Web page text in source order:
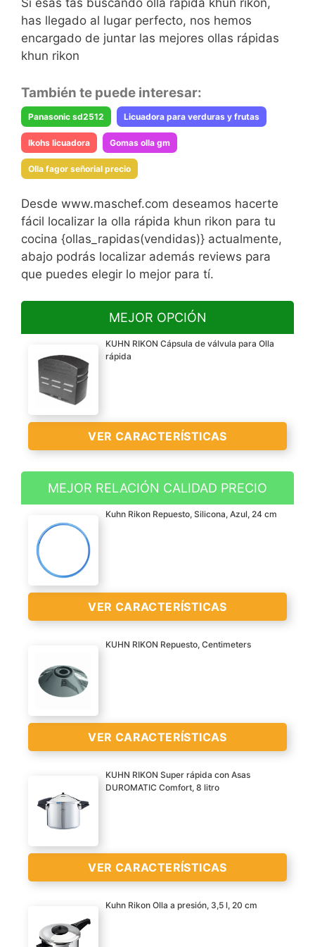
Si esas tas buscando olla rápida khun rikon,
has llegado al lugar perfecto, nos hemos
encargado de juntar las mejores ollas rápidas
khun rikon
También te puede interesar:
Panasonic sd2512 Licuadora para verduras y frutas
Ikohs licuadora Gomas olla gm
Olla fagor señorial precio
Desde www.maschef.com deseamos hacerte
fácil localizar la olla rápida khun rikon para tu
cocina {ollas_rapidas(vendidas)} actualmente,
abajo podrás localizar además reviews para
que puedes elegir lo mejor para tí.
MEJOR OPCIÓN
KUHN RIKON Cápsula de válvula para Olla
rápida
VER CARACTERÍSTICAS
Materia: plástico
Número piezas: 1
Lavar preferiblemente a
mano
Fácil de colocar para una
limpieza y sustitución
cómodas
VER
CARACTERÍSTICAS
>
MEJOR RELACIÓN CALIDAD PRECIO
Kuhn Rikon Repuesto, Silicona, Azul, 24 cm
VER CARACTERÍSTICAS
Tamaño: 24 cm
Para ollas a presión
Lavar a mano
VER
CARACTERÍSTICAS
KUHN RIKON Repuesto, Centimeters
VER CARACTERÍSTICAS
Adecuado para los
Por favor, asegúrese de
que es la parte correcta
KUHN RIKON Super rápida con Asas
DUROMATIC Comfort, 8 litro
VER CARACTERÍSTICAS
Olla express de diseño
Kuhn Rikon Olla a presión, 3,5 l, 20 cm